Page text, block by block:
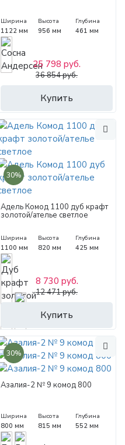
Ширина
1122 мм
Высота
956 мм
Глубина
461 мм
Купить
25 798 руб.
36 854 руб.
30%
Адель Комод 1100 дуб крафт
золотой/ателье светлое
Ширина
1100 мм
Высота
820 мм
Глубина
425 мм
Купить
8 730 руб.
12 471 руб.
30%
Азалия-2 № 9 комод 800
Ширина
800 мм
Высота
815 мм
Глубина
552 мм